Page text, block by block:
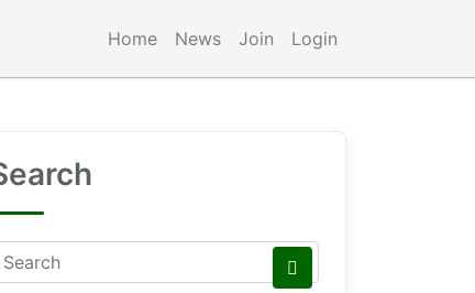
Home News Join Login